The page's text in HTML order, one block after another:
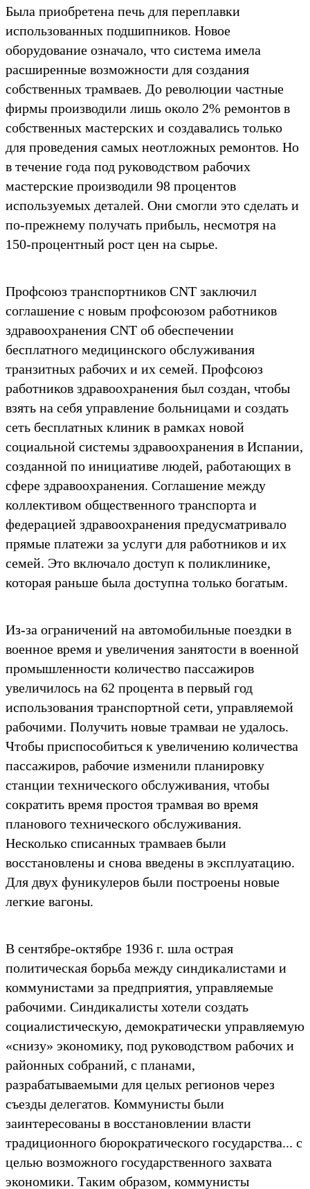
Была приобретена печь для переплавки
использованных подшипников. Новое
оборудование означало, что система имела
расширенные возможности для создания
собственных трамваев. До революции частные
фирмы производили лишь около 2% ремонтов в
собственных мастерских и создавались только
для проведения самых неотложных ремонтов. Но
в течение года под руководством рабочих
мастерские производили 98 процентов
используемых деталей. Они смогли это сделать и
по-прежнему получать прибыль, несмотря на
150-процентный рост цен на сырье.
Профсоюз транспортников CNT заключил
соглашение с новым профсоюзом работников
здравоохранения CNT об обеспечении
бесплатного медицинского обслуживания
транзитных рабочих и их семей. Профсоюз
работников здравоохранения был создан, чтобы
взять на себя управление больницами и создать
сеть бесплатных клиник в рамках новой
социальной системы здравоохранения в Испании,
созданной по инициативе людей, работающих в
сфере здравоохранения. Соглашение между
коллективом общественного транспорта и
федерацией здравоохранения предусматривало
прямые платежи за услуги для работников и их
семей. Это включало доступ к поликлинике,
которая раньше была доступна только богатым.
Из-за ограничений на автомобильные поездки в
военное время и увеличения занятости в военной
промышленности количество пассажиров
увеличилось на 62 процента в первый год
использования транспортной сети, управляемой
рабочими. Получить новые трамваи не удалось.
Чтобы приспособиться к увеличению количества
пассажиров, рабочие изменили планировку
станции технического обслуживания, чтобы
сократить время простоя трамвая во время
планового технического обслуживания.
Несколько списанных трамваев были
восстановлены и снова введены в эксплуатацию.
Для двух фуникулеров были построены новые
легкие вагоны.
В сентябре-октябре 1936 г. шла острая
политическая борьба между синдикалистами и
коммунистами за предприятия, управляемые
рабочими. Синдикалисты хотели создать
социалистическую, демократически управляемую
«снизу» экономику, под руководством рабочих и
районных собраний, с планами,
разрабатываемыми для целых регионов через
съезды делегатов. Коммунисты были
заинтересованы в восстановлении власти
традиционного бюрократического государства... с
целью возможного государственного захвата
экономики. Таким образом, коммунисты